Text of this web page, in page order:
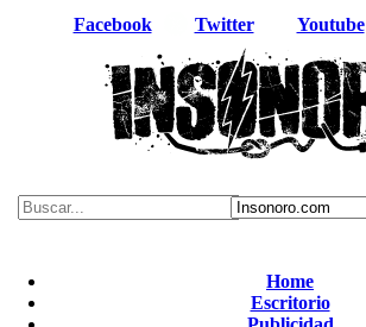
Facebook Twitter Youtube
Home
Escritorio